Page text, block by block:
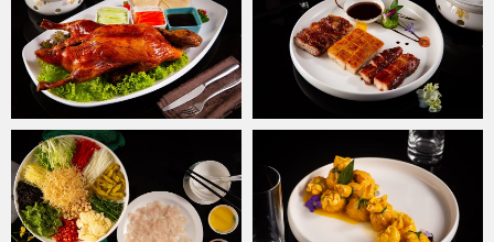
hợp màu sắc,Jade Moonhứa hẹn sẽ là địa chỉ thưởng thức ẩm
thực độc đáo mang đẳng cấp năm sao, góp phần vào bức tranh
ẩm thực phong phú của Thủ đô hoa lệ.